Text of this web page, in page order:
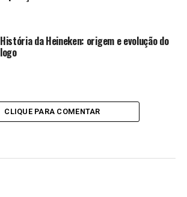
História da Heineken: origem e evolução do
logo
CLIQUE PARA COMENTAR